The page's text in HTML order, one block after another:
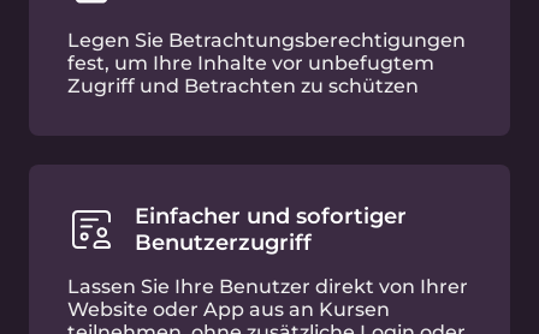
Legen Sie Betrachtungsberechtigungen
fest, um Ihre Inhalte vor unbefugtem
Zugriff und Betrachten zu schützen
Einfacher und sofortiger
Benutzerzugriff
Lassen Sie Ihre Benutzer direkt von Ihrer
Website oder App aus an Kursen